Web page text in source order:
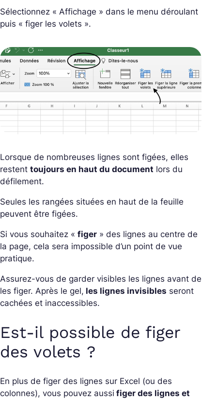
Sélectionnez « Affichage » dans le menu déroulant
puis « figer les volets ».
Lorsque de nombreuses lignes sont figées, elles
restent toujours en haut du document lors du
défilement.
Seules les rangées situées en haut de la feuille
peuvent être figées.
Si vous souhaitez « figer » des lignes au centre de
la page, cela sera impossible d’un point de vue
pratique.
Assurez-vous de garder visibles les lignes avant de
les figer. Après le gel, les lignes invisibles seront
cachées et inaccessibles.
Est-il possible de figer
des volets ?
En plus de figer des lignes sur Excel (ou des
colonnes), vous pouvez aussi figer des lignes et